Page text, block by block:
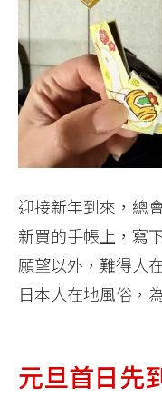
迎接新年到來，總
新買的手帳上，寫
願望以外，難得人
日本人在地風俗，
元旦首日先